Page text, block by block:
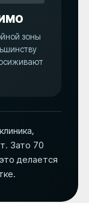
зоны
Зато 70
делается